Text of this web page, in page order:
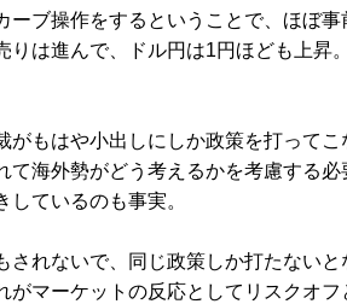
ブ操作をするということで、ほぼ
りは進んで、ドル円は1円ほども上昇
もはや小出しにしか政策を打ってこ
て海外勢がどう考えるかを考慮する
しているのも事実。
れないで、同じ政策しか打たないと
がマーケットの反応としてリスクオ